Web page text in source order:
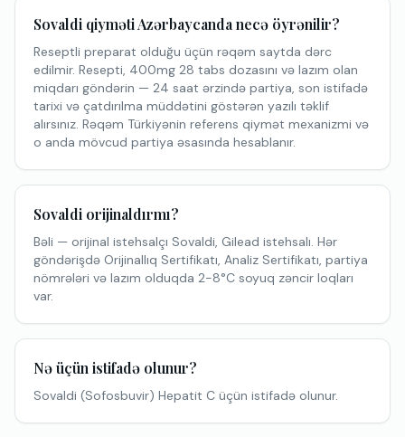
Sovaldi qiyməti Azərbaycanda necə öyrənilir?
Reseptli preparat olduğu üçün rəqəm saytda dərc
edilmir. Resepti, 400mg 28 tabs dozasını və lazım olan
miqdarı göndərin — 24 saat ərzində partiya, son istifadə
tarixi və çatdırılma müddətini göstərən yazılı təklif
alırsınız. Rəqəm Türkiyənin referens qiymət mexanizmi və
o anda mövcud partiya əsasında hesablanır.
Sovaldi orijinaldırmı?
Bəli — orijinal istehsalçı Sovaldi, Gilead istehsalı. Hər
göndərişdə Orijinallıq Sertifikatı, Analiz Sertifikatı, partiya
nömrələri və lazım olduqda 2-8°C soyuq zəncir loqları
var.
Nə üçün istifadə olunur?
Sovaldi (Sofosbuvir) Hepatit C üçün istifadə olunur.